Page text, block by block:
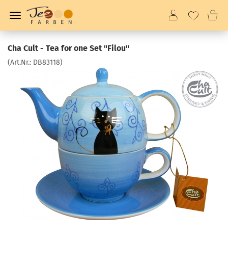
Cha Cult - Tea for one Set "Filou"
(Art.Nr.: DB83118)